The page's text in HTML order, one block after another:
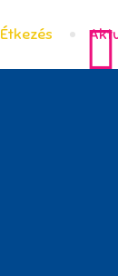
Étkezés